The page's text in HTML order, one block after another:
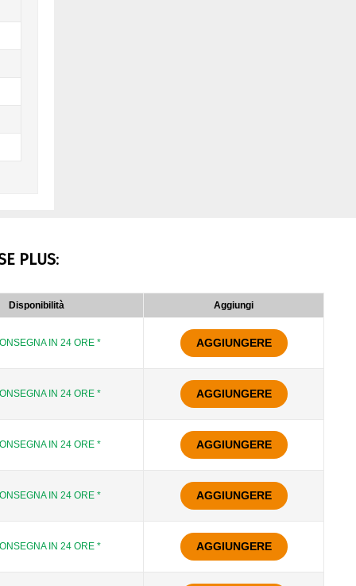
PLUS:
Disponibilità Aggiungi
IN 24 ORE * AGGIUNGERE
IN 24 ORE * AGGIUNGERE
IN 24 ORE * AGGIUNGERE
IN 24 ORE * AGGIUNGERE
IN 24 ORE * AGGIUNGERE